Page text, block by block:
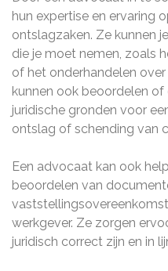
hun expertise en ervaring
ontslagzaken. Ze kunnen
die je moet nemen, zoals
of het onderhandelen
kunnen ook beoordelen of
juridische gronden voor
ontslag of schending van
Een advocaat kan ook
beoordelen van
werkgever. Ze zorgen
juridisch correct zijn en in